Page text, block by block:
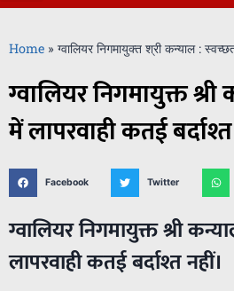
Home » ग्वालियर निगमायुक्त श्री कन्याल :
ग्वालियर निगमायुक्त
में लापरवाही कतई
Facebook Twitter
ग्वालियर निगमायुक्त श्री
लापरवाही कतई बर्दाश्त नहीं।